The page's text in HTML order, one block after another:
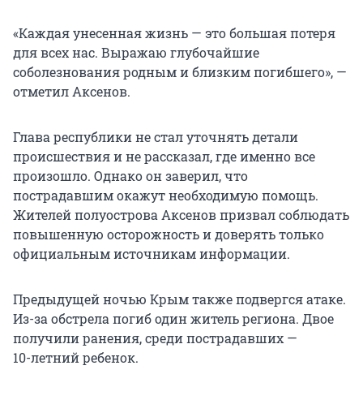
«Каждая унесенная жизнь — это большая потеря
для всех нас. Выражаю глубочайшие
соболезнования родным и близким погибшего», —
отметил Аксенов.
Глава республики не стал уточнять детали
происшествия и не рассказал, где именно все
произошло. Однако он заверил, что
пострадавшим окажут необходимую помощь.
Жителей полуострова Аксенов призвал соблюдать
повышенную осторожность и доверять только
официальным источникам информации.
Предыдущей ночью Крым также подвергся атаке.
Из-за обстрела погиб один житель региона. Двое
получили ранения, среди пострадавших —
10-летнийребенок.